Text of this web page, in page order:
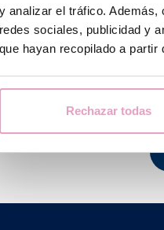
y analizar el tráfico.
redes sociales, publicidad y
que hayan recopilado a
Rechazar todas
Nous